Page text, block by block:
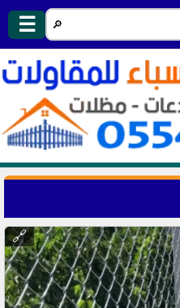
🔎
☰
🔗